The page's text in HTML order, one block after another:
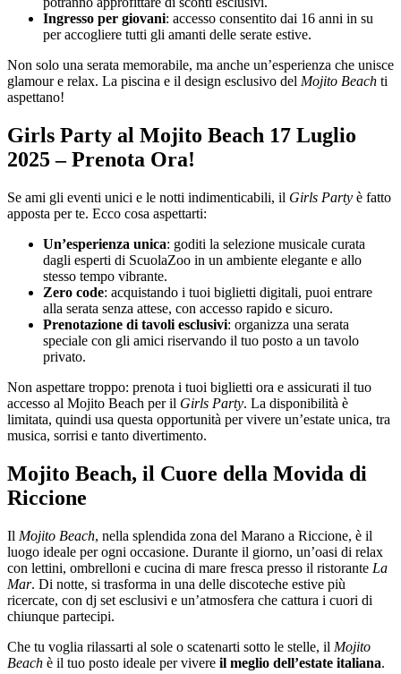
Ingresso per giovani: accesso consentito dai 16 anni in su
per accogliere tutti gli amanti delle serate estive.
Non solo una serata memorabile, ma anche un’esperienza che unisce
glamour e relax. La piscina e il design esclusivo del Mojito Beach ti
aspettano!
Girls Party al Mojito Beach 17 Luglio
2025 – Prenota Ora!
Se ami gli eventi unici e le notti indimenticabili, il Girls Party è fatto
apposta per te. Ecco cosa aspettarti:
Un’esperienza unica: goditi la selezione musicale curata
dagli esperti di ScuolaZoo in un ambiente elegante e allo
stesso tempo vibrante.
Zero code: acquistando i tuoi biglietti digitali, puoi entrare
alla serata senza attese, con accesso rapido e sicuro.
Prenotazione di tavoli esclusivi: organizza una serata
speciale con gli amici riservando il tuo posto a un tavolo
privato.
Non aspettare troppo: prenota i tuoi biglietti ora e assicurati il tuo
accesso al Mojito Beach per il Girls Party. La disponibilità è
limitata, quindi usa questa opportunità per vivere un’estate unica, tra
musica, sorrisi e tanto divertimento.
Mojito Beach, il Cuore della Movida di
Riccione
Il Mojito Beach, nella splendida zona del Marano a Riccione, è il
luogo ideale per ogni occasione. Durante il giorno, un’oasi di relax
con lettini, ombrelloni e cucina di mare fresca presso il ristorante La
Mar. Di notte, si trasforma in una delle discoteche estive più
ricercate, con dj set esclusivi e un’atmosfera che cattura i cuori di
chiunque partecipi.
Che tu voglia rilassarti al sole o scatenarti sotto le stelle, il Mojito
Beach è il tuo posto ideale per vivere il meglio dell’estate italiana.